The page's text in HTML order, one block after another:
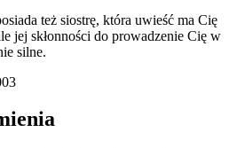
też siostrę, która uwieść ma Cię
jej skłonności do prowadzenie Cię w
silne.